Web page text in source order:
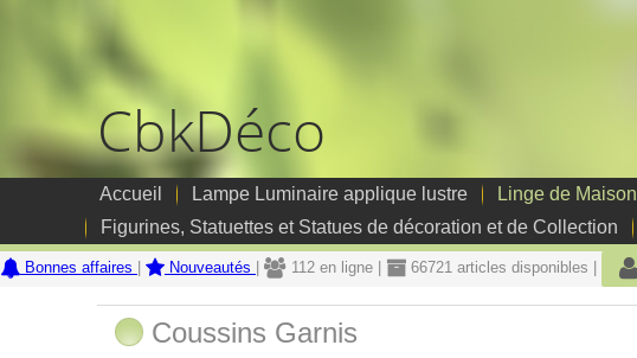
CbkDéco
Accueil Lampe Luminaire applique lustre Linge de Maison
Figurines, Statuettes et Statues de décoration et de Collection
Bonnes affaires Nouveautés 112 en ligne | 66721 articles disponibles |
Coussins Garnis